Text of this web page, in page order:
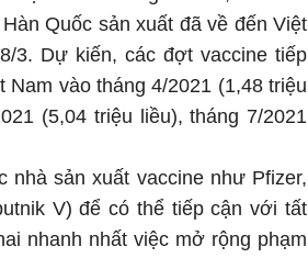
Quốc sản xuất đã về đến Việt
3. Dự kiến, các đợt vaccine tiếp
vào tháng 4/2021 (1,48 triệu
(5,04 triệu liều), tháng 7/2021
nhà sản xuất vaccine như Pfizer,
V) để có thể tiếp cận với tất
nhanh nhất việc mở rộng phạm